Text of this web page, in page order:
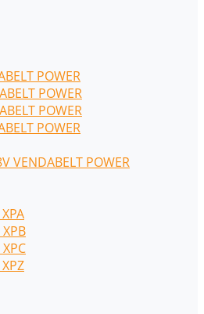
POWER
POWER
POWER
POWER
POWER